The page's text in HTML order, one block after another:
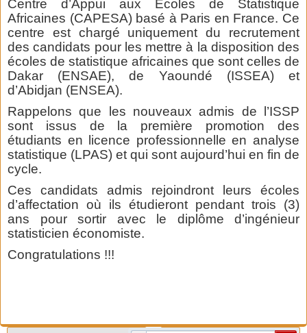
Centre d’Appui aux Ecoles de Statistique
Africaines (CAPESA) basé à Paris en France. Ce
centre est chargé uniquement du recrutement
des candidats pour les mettre à la disposition des
écoles de statistique africaines que sont celles de
Dakar (ENSAE), de Yaoundé (ISSEA) et
d’Abidjan (ENSEA).
Rappelons que les nouveaux admis de l’ISSP
sont issus de la première promotion des
étudiants en licence professionnelle en analyse
statistique (LPAS) et qui sont aujourd’hui en fin de
cycle.
Ces candidats admis rejoindront leurs écoles
d’affectation où ils étudieront pendant trois (3)
ans pour sortir avec le diplôme d’ingénieur
statisticien économiste.
Congratulations !!!